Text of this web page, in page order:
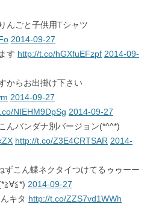
んごと子供用Tシャツ
2014-09-27
す http://t.co/hGXfuEFzpf 2014-09-
からお出掛け下さい
2014-09-27
NIEHM9DpSg 2014-09-27
んバンダナ別バージョン(*^^*)
http://t.co/Z3E4CRTSAR 2014-
ずこん蝶ネクタイつけてるゥゥーー
2014-09-27
キタ http://t.co/ZZS7vd1WWh